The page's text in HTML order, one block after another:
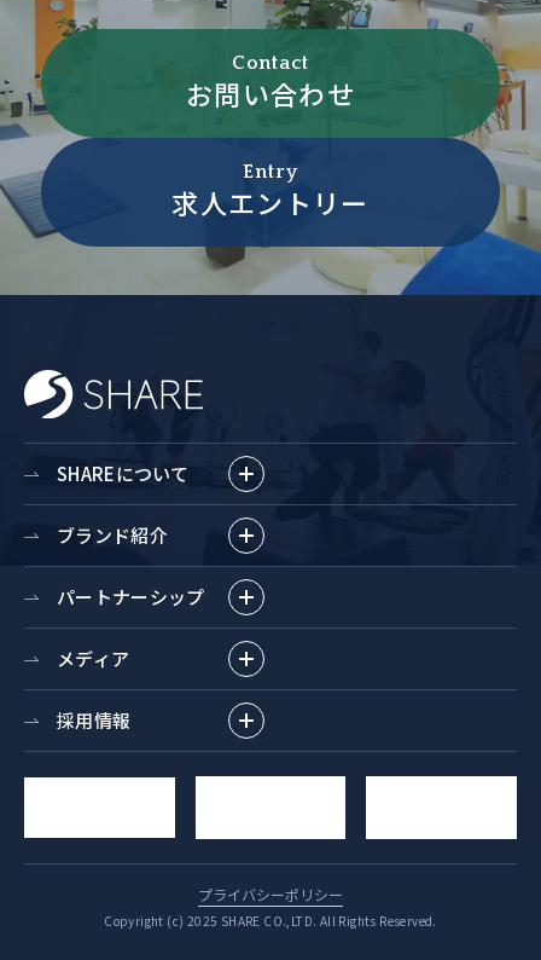
Contact
お問い合わせ
Entry
求人エントリー
SHAREについて
ブランド紹介
パートナーシップ
メディア
採用情報
プライバシーポリシー
Copyright (c) 2025 SHARE CO.,LTD. All Rights Reserved.